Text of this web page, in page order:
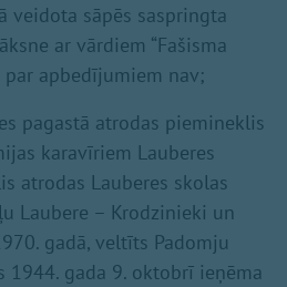
veidota sāpēs saspringta
ar vārdiem “Fašisma
par apbedījumiem nav;
pagastā atrodas piemineklis
karavīriem Lauberes
atrodas Lauberes skolas
Laubere – Krodzinieki un
gadā, veltīts Padomju
1944. gada 9. oktobrī ieņēma